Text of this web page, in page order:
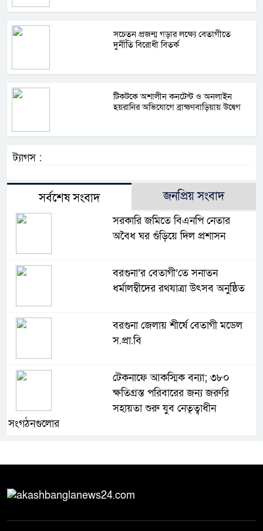
সচেতন প্রজন্ম গড়ার লক্ষ্যে বেতাগীতে
দুর্নীতি বিরোধী বিতর্ক
টিকটকে অশালীন কনটেন্ট ও অনলাইন
হয়রানির অভিযোগে ব্রাহ্মণবাড়িয়ায় উদ্বেগ
ট্যাগস :
সর্বশেষ সংবাদ জনপ্রিয় সংবাদ
সরকারি জমিতে বিএনপি নেতার
অবৈধ ঘর গুঁড়িয়ে দিল প্রশাসন
বরগুনা’র বেতাগী’তে সনাতন
ধর্মালম্বীদের রথযাত্রা উৎসব অনুষ্ঠিত
বরগুনা জেলায় শীর্ষে বেতাগী মডেল
স.প্রা.বি
টেকনাফে আকস্মিক বন্যা; ৩৮০
ক্ষতিগ্রস্ত পরিবারের জন্য জরুরি
সহায়তা শুরু যুব নেতৃত্বাধীন
সংগঠনগুলোর
হয়রানির অভিযোগে ব্রাহ্মণবাড়িয়ায়